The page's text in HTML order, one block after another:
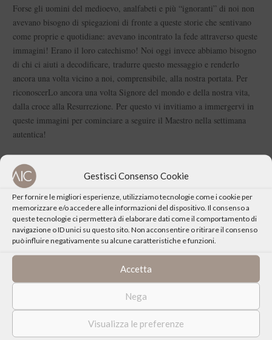
Gestisci Consenso Cookie
Per fornire le migliori esperienze, utilizziamo tecnologie come i cookie per
memorizzare e/o accedere alle informazioni del dispositivo. Il consenso a
queste tecnologie ci permetterà di elaborare dati come il comportamento di
navigazione o ID unici su questo sito. Non acconsentire o ritirare il consenso
può influire negativamente su alcune caratteristiche e funzioni.
Accetta
Nega
Visualizza le preferenze
Forse gli uomini del medioevo, analfabeti e più “ignoranti” di noi non
avevano bisogno di spiegazioni di fronte a queste storie che sentivano
come proprie e quotidiane: avevano incontrato la fede attraverso queste
immagini! Erano il loro catechismo! Noi oggi invece abbiamo bisogno
di chi ci aiuti a decodificare, tradurre questo messaggio e renderlo
ancora una volta vicino a noi, comprensibile, alla nostra portata. Per
riconoscerLo ancora una volta Signore del mondo e della nostra vita,
dalla croce alla Resurrezione. Per questo vi invitiamo a immergervi in
queste immagini per cominciare a seguire il Maestro nella settimana
autentica!
CONDIVIDI QUESTO EVENTO